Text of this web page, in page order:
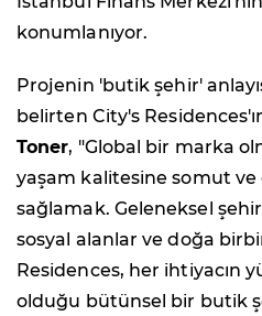
konumlanıyor.
Projenin 'butik şehir'
belirten City's
Toner, "Global bir marka
yaşam kalitesine somut ve
sağlamak. Geleneksel şehir
sosyal alanlar ve doğa
Residences, her ihtiyacın
olduğu bütünsel bir butik